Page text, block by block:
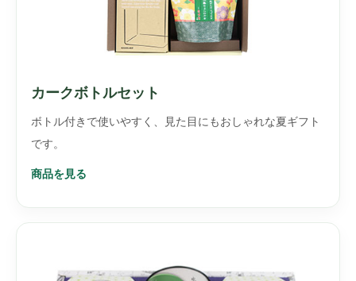
カークボトルセット
ボトル付きで使いやすく、見た目にもおしゃれな夏ギフト
です。
商品を見る